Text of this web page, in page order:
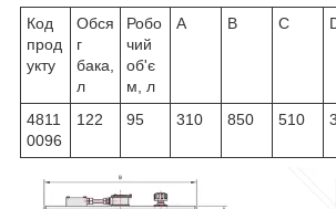
Код
прод
укту
Обся
г
бака,
л
Робо
чий
об'є
м, л
A B C
4811
0096
122 95 310 850 510